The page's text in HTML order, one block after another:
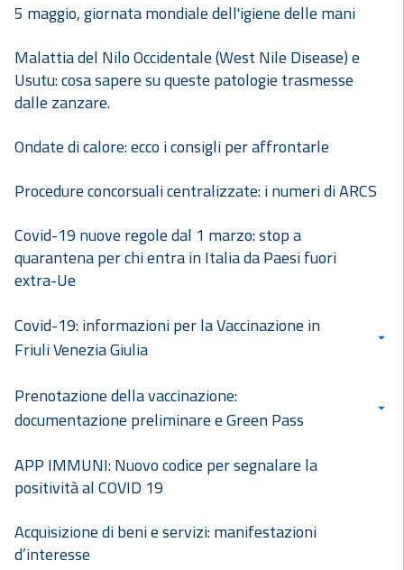
5 maggio, giornata mondiale dell'igiene delle mani
Malattia del Nilo Occidentale (West Nile Disease) e
Usutu: cosa sapere su queste patologie trasmesse
dalle zanzare.
Ondate di calore: ecco i consigli per affrontarle
Procedure concorsuali centralizzate: i numeri di ARCS
Covid-19 nuove regole dal 1 marzo: stop a
quarantena per chi entra in Italia da Paesi fuori
extra-Ue
Covid-19: informazioni per la Vaccinazione in
Friuli Venezia Giulia
Prenotazione della vaccinazione:
documentazione preliminare e Green Pass
APP IMMUNI: Nuovo codice per segnalare la
positività al COVID 19
Acquisizione di beni e servizi: manifestazioni
d’interesse